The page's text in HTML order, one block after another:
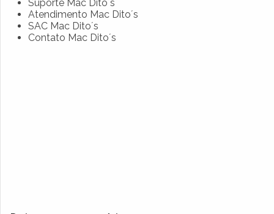
Suporte Mac Dito´s
Atendimento Mac Dito´s
SAC Mac Dito´s
Contato Mac Dito´s